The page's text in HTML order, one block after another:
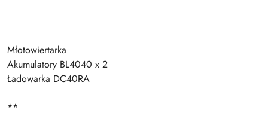
Młotowiertarka
Akumulatory BL4040 x 2
Ładowarka DC40RA
**